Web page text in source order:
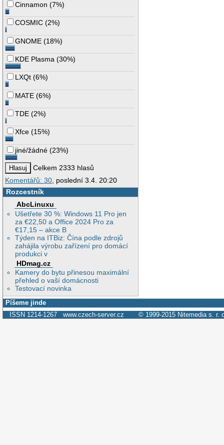
Cinnamon (7%)
COSMIC (2%)
GNOME (18%)
KDE Plasma (30%)
LXQt (6%)
MATE (6%)
TDE (2%)
Xfce (15%)
jiné/žádné (23%)
Celkem 2333 hlasů
Komentářů: 30, poslední 3.4. 20:20
Rozcestník
AbcLinuxu
Ušetřete 30 %: Windows 11 Pro jen
za €22,50 a Office 2024 Pro za
€17,15 – akce B
Týden na ITBiz: Čína podle zdrojů
zahájila výrobu zařízení pro domácí
produkci v
HDmag.cz
Kamery do bytu přinesou maximální
přehled o vaší domácnosti
Testovací novinka
Píšeme jinde
ISSN 1214-1267 www.czech-server.cz © 1999-2015 Nitemedia s. r.